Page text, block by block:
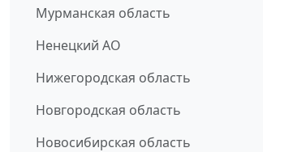
Мурманская область
Ненецкий АО
Нижегородская область
Новгородская область
Новосибирская область